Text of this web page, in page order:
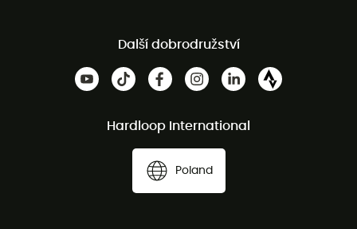
Další dobrodružství
Hardloop International
Poland